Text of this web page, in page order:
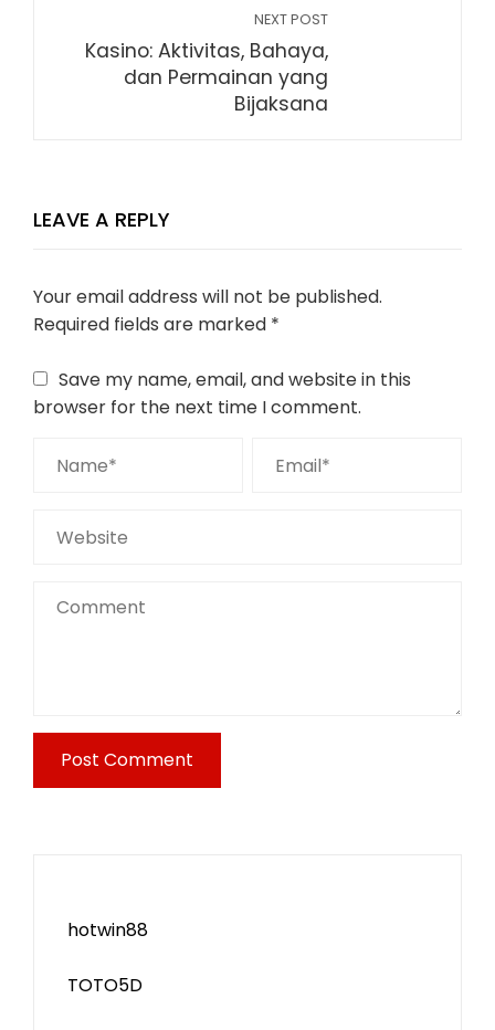
NEXT POST
Kasino: Aktivitas, Bahaya,
dan Permainan yang
Bijaksana
LEAVE A REPLY
Your email address will not be published.
Required fields are marked *
Save my name, email, and website in this
browser for the next time I comment.
hotwin88
TOTO5D